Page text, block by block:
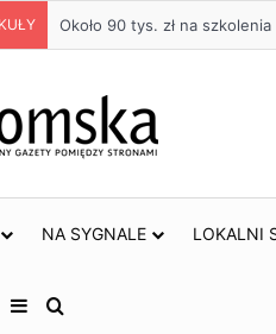
Życie bez alkoholu – lepszy
NA SYGNALE LOKALNI
Instagram
Sidebar